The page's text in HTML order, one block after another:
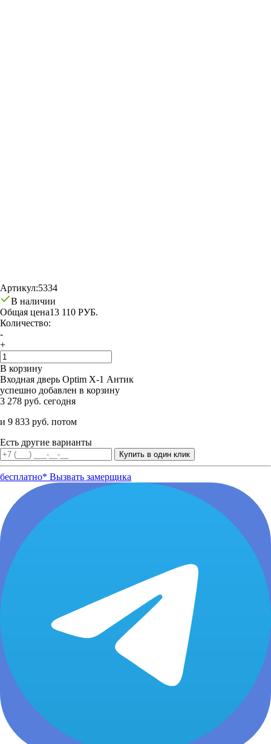
Артикул:5334
В наличии
Общая цена13 110 РУБ.
Количество:
-
+
В корзину
Входная дверь Optim X-1 Антик
успешно добавлен в корзину
3 278 руб. сегодня
и 9 833 руб. потом
Есть другие варианты
бесплатно* Вызвать замерщика